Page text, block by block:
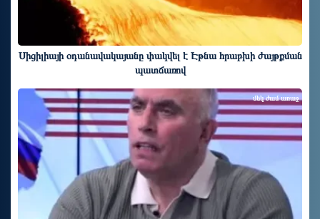
Սիցիլիայի օդանավակայանը փակվել է Էթնա հրաբխի ժայթքման
պատճառով
մեկ ժամ առաջ